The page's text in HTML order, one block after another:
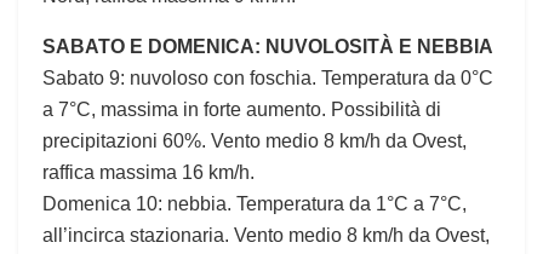
SABATO E DOMENICA: NUVOLOSITÀ E NEBBIA
Sabato 9: nuvoloso con foschia. Temperatura da 0°C
a 7°C, massima in forte aumento. Possibilità di
precipitazioni 60%. Vento medio 8 km/h da Ovest,
raffica massima 16 km/h.
Domenica 10: nebbia. Temperatura da 1°C a 7°C,
all’incirca stazionaria. Vento medio 8 km/h da Ovest,